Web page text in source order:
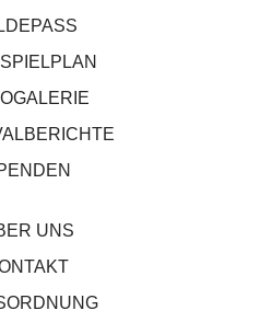
UNS